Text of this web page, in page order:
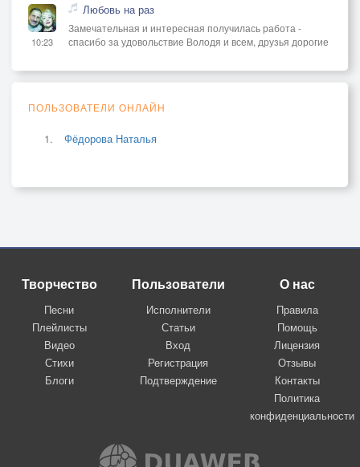
10:23
Любовь на раз
Замечательная и интересная получилась работа -
спасибо за удовольствие Володя и всем, друзья дорогие
ПОЛЬЗОВАТЕЛИ ОНЛАЙН
Фёдорова Наталья
Творчество
Песни
Плейлисты
Видео
Стихи
Блоги
Пользователи
Исполнители
Статьи
Вход
Регистрация
Подтверждение
О нас
Правила
Помощь
Лицензия
Отзывы
Контакты
Политика
конфиденциальности